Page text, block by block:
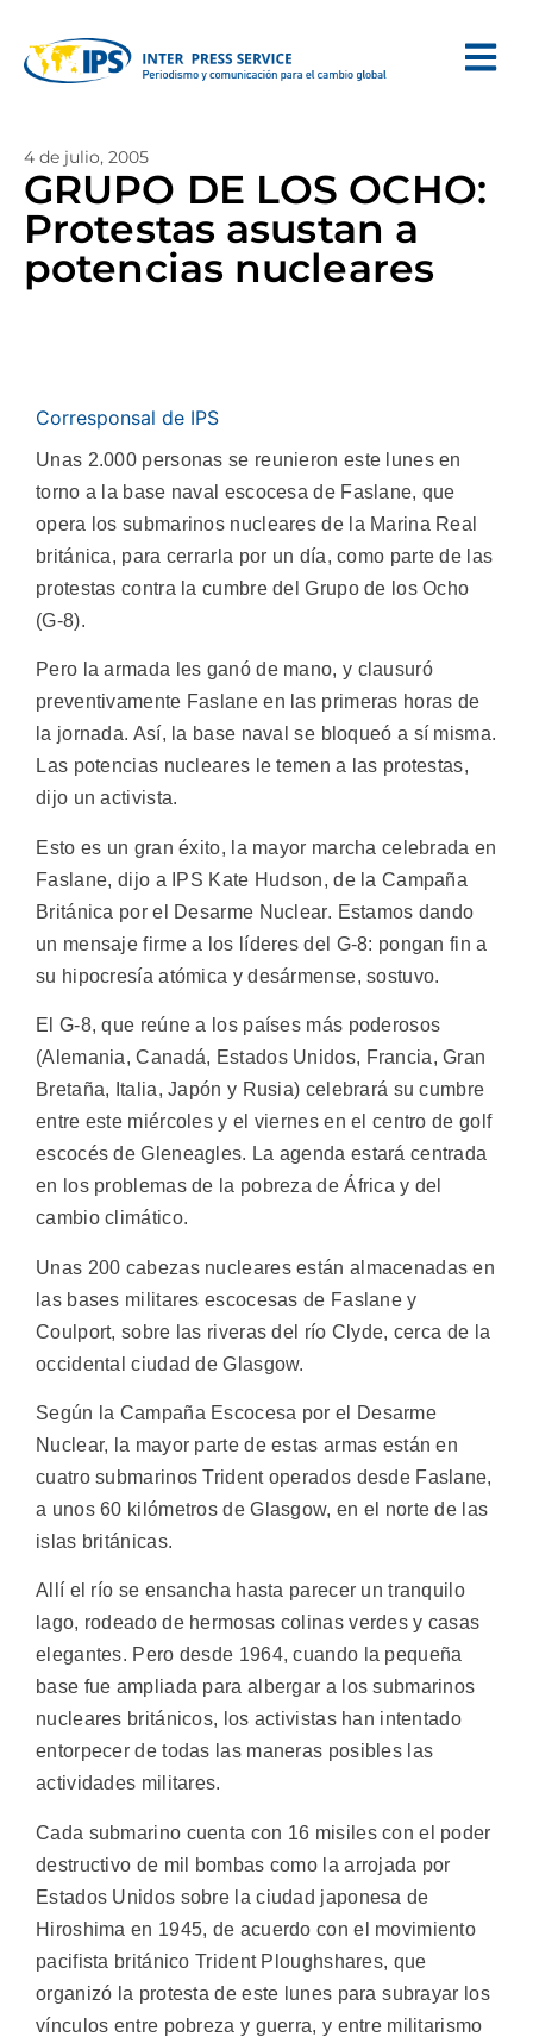
4 de julio, 2005
GRUPO DE LOS OCHO:
Protestas asustan a
potencias nucleares
Corresponsal de IPS
Unas 2.000 personas se reunieron este lunes en
torno a la base naval escocesa de Faslane, que
opera los submarinos nucleares de la Marina Real
británica, para cerrarla por un día, como parte de las
protestas contra la cumbre del Grupo de los Ocho
(G-8).
Pero la armada les ganó de mano, y clausuró
preventivamente Faslane en las primeras horas de
la jornada. Así, la base naval se bloqueó a sí misma.
Las potencias nucleares le temen a las protestas,
dijo un activista.
Esto es un gran éxito, la mayor marcha celebrada en
Faslane, dijo a IPS Kate Hudson, de la Campaña
Británica por el Desarme Nuclear. Estamos dando
un mensaje firme a los líderes del G-8: pongan fin a
su hipocresía atómica y desármense, sostuvo.
El G-8, que reúne a los países más poderosos
(Alemania, Canadá, Estados Unidos, Francia, Gran
Bretaña, Italia, Japón y Rusia) celebrará su cumbre
entre este miércoles y el viernes en el centro de golf
escocés de Gleneagles. La agenda estará centrada
en los problemas de la pobreza de África y del
cambio climático.
Unas 200 cabezas nucleares están almacenadas en
las bases militares escocesas de Faslane y
Coulport, sobre las riveras del río Clyde, cerca de la
occidental ciudad de Glasgow.
Según la Campaña Escocesa por el Desarme
Nuclear, la mayor parte de estas armas están en
cuatro submarinos Trident operados desde Faslane,
a unos 60 kilómetros de Glasgow, en el norte de las
islas británicas.
Allí el río se ensancha hasta parecer un tranquilo
lago, rodeado de hermosas colinas verdes y casas
elegantes. Pero desde 1964, cuando la pequeña
base fue ampliada para albergar a los submarinos
nucleares británicos, los activistas han intentado
entorpecer de todas las maneras posibles las
actividades militares.
Cada submarino cuenta con 16 misiles con el poder
destructivo de mil bombas como la arrojada por
Estados Unidos sobre la ciudad japonesa de
Hiroshima en 1945, de acuerdo con el movimiento
pacifista británico Trident Ploughshares, que
organizó la protesta de este lunes para subrayar los
vínculos entre pobreza y guerra, y entre militarismo